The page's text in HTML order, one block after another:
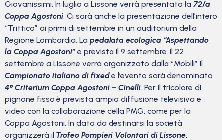
Giovanissimi. In luglio a Lissone verrà presentata la 72/a
Coppa Agostoni. Ci sarà anche la presentazione dell’intero
“Trittico” ai primi di settembre in un auditorium della
Regione Lombardia. La pedalata ecologica “Aspettando
la Coppa Agostoni” è prevista il 9 settembre. Il 22
settembre a Lissone verrà organizzato dalla “Mobili” il
Campionato italiano di fixed e l’evento sarà denominato
4° Criterium Coppa Agostoni – Cinelli. Per il tricolore di
pignone fisso è prevista ampia diffusione televisiva e
video con la collaborazione della PMG, come per la
Coppa Agostoni. In data da destinarsi la società
organizzerà il Trofeo Pompieri Volontari di Lissone,